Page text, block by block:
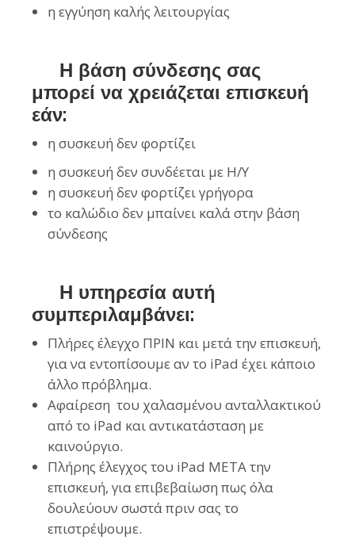
η εγγύηση καλής λειτουργίας
Η βάση σύνδεσης σας
μπορεί να χρειάζεται επισκευή
εάν:
η συσκευή δεν φορτίζει
η συσκευή δεν συνδέεται με Η/Υ
η συσκευή δεν φορτίζει γρήγορα
το καλώδιο δεν μπαίνει καλά στην βάση
σύνδεσης
Η υπηρεσία αυτή
συμπεριλαμβάνει:
Πλήρες έλεγχο ΠΡΙΝ και μετά την επισκευή,
για να εντοπίσουμε αν το iPad έχει κάποιο
άλλο πρόβλημα.
Αφαίρεση του χαλασμένου ανταλλακτικού
από το iPad και αντικατάσταση με
καινούργιο.
Πλήρης έλεγχος του iPad ΜΕΤΑ την
επισκευή, για επιβεβαίωση πως όλα
δουλεύουν σωστά πριν σας το
επιστρέψουμε.